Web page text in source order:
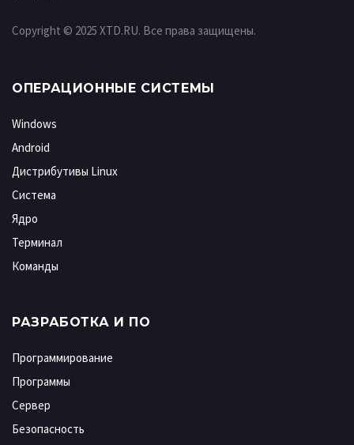
Copyright © 2025 XTD.RU. Все права защищены.
ОПЕРАЦИОННЫЕ СИСТЕМЫ
Windows
Android
Дистрибутивы Linux
Система
Ядро
Терминал
Команды
РАЗРАБОТКА И ПО
Программирование
Программы
Сервер
Безопасность